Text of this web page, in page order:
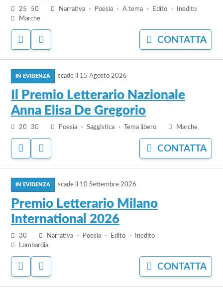
25 50 Narrativa Poesia A tema Edito
Inedito
Marche
ACCEDI
PER
AGGIUNGERE
AI
PREFERITI
PER
NASCONDERE
IL
BANDO
CONTATTA
MENTAL
IMPRINT®
scade il 15 Agosto 2026
Il Premio Letterario Nazionale
Anna Elisa De Gregorio
20 30 Poesia Saggistica Tema libero Marche
ACCEDI
PER
AGGIUNGERE
AI
PREFERITI
PER
NASCONDERE
IL
BANDO
CONTATTA
bando
Premio
Letterario
Nazionale
Elisa
Gregorio
scade il 10 Settembre 2026
Premio Letterario Milano
International 2026
30 Narrativa Poesia Edito
Inedito
Lombardia
ACCEDI
PER
AGGIUNGERE
PER
NASCONDERE
CONTATTA
bando
Premio
Letterario
Milano
International
2026